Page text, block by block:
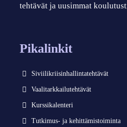
tehtävät ja uusimmat
Pikalinkit
Siviilikriisinhallintatehtävät
Vaalitarkkailutehtävät
Kurssikalenteri
Tutkimus- ja kehittämistoiminta